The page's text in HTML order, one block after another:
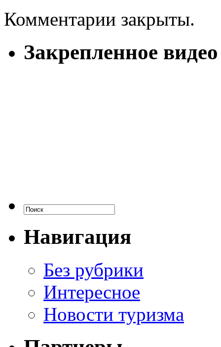
Комментарии закрыты.
Закрепленное видео
Навигация
Без рубрики
Интересное
Новости туризма